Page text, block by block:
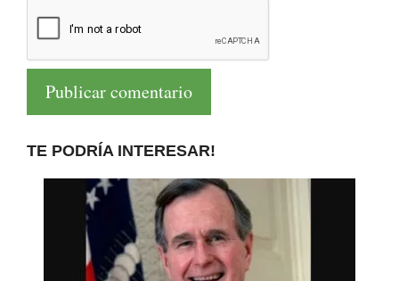
TE PODRÍA INTERESAR!